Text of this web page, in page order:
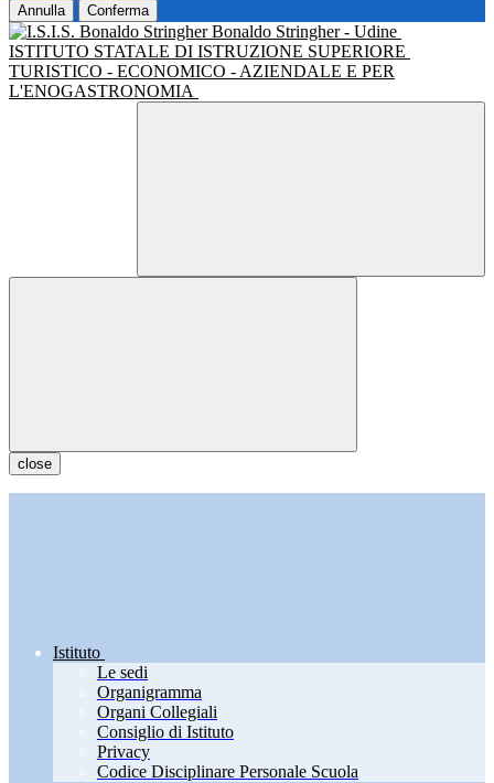
Annulla Conferma
Bonaldo Stringher - Udine
ISTITUTO STATALE DI ISTRUZIONE SUPERIORE
TURISTICO - ECONOMICO - AZIENDALE E PER
L'ENOGASTRONOMIA
close
Istituto
Le sedi
Organigramma
Organi Collegiali
Consiglio di Istituto
Privacy
Codice Disciplinare Personale Scuola